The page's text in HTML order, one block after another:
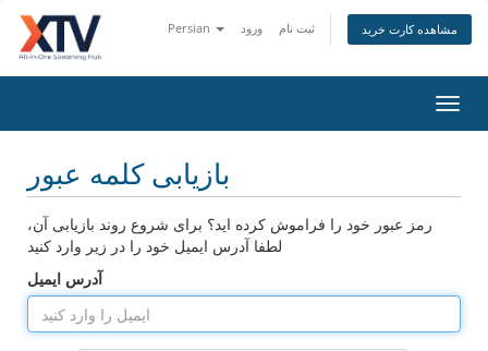
Persian ورود ثبت نام مشاهده کارت خرید
تغییر
بازیابی کلمه عبور
رمز عبور خود را فراموش کرده اید؟ برای شروع روند بازیابی آن،
لطفا آدرس ایمیل خود را در زیر وارد کنید
آدرس ایمیل